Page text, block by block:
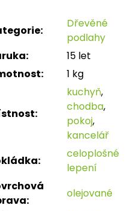
:
Dřevěné
podlahy
:
15 let
: 1 kg
:
kuchyň,
chodba,
pokoj,
kancelář
:
celoplošné
lepení
:
olejované